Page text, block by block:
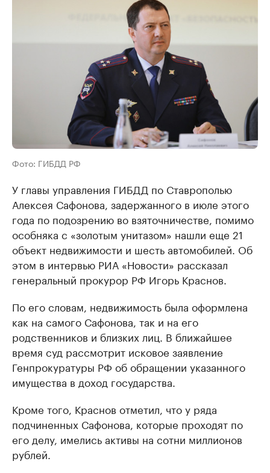
Фото: ГИБДД РФ
У главы управления ГИБДД по Ставрополью
Алексея Сафонова, задержанного в июле этого
года по подозрению во взяточничестве, помимо
особняка с «золотым унитазом» нашли еще 21
объект недвижимости и шесть автомобилей. Об
этом в интервью РИА «Новости» рассказал
генеральный прокурор РФ Игорь Краснов.
По его словам, недвижимость была оформлена
как на самого Сафонова, так и на его
родственников и близких лиц. В ближайшее
время суд рассмотрит исковое заявление
Генпрокуратуры РФ об обращении указанного
имущества в доход государства.
Кроме того, Краснов отметил, что у ряда
подчиненных Сафонова, которые проходят по
его делу, имелись активы на сотни миллионов
рублей.